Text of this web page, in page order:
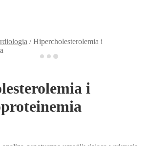
/Hipercholesterolemia i
i